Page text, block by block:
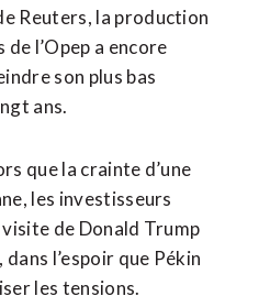
Reuters, la production
l’Opep a encore
son plus bas
ans.
que la crainte d’une
les investisseurs
de Donald Trump
l’espoir que Pékin
les tensions.